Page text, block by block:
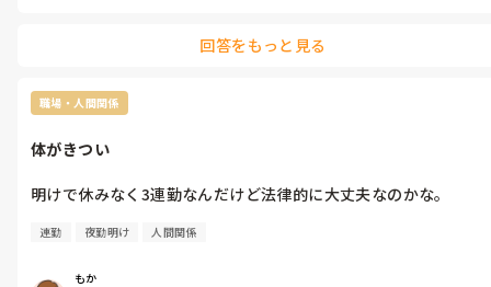
回答をもっと見る
職場・人間関係
体がきつい
明けで休みなく3連勤なんだけど法律的に大丈夫なのかな。
連勤 夜勤明け 人間関係
もか